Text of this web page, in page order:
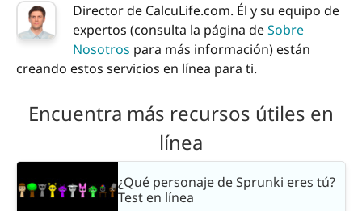
Director de CalcuLife.com. Él y su equipo de
expertos (consulta la página deSobre
Nosotros para más información) están
creando estos servicios en línea para ti.
Encuentra más recursos útiles en
línea
¿Qué personaje de Sprunki eres tú?
Test en línea